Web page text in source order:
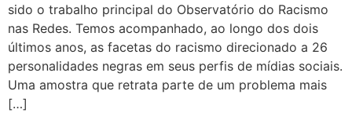
sido o trabalho principal do Observatório do Racismo
nas Redes. Temos acompanhado, ao longo dos dois
últimos anos, as facetas do racismo direcionado a 26
personalidades negras em seus perfis de mídias sociais.
Uma amostra que retrata parte de um problema mais
[…]